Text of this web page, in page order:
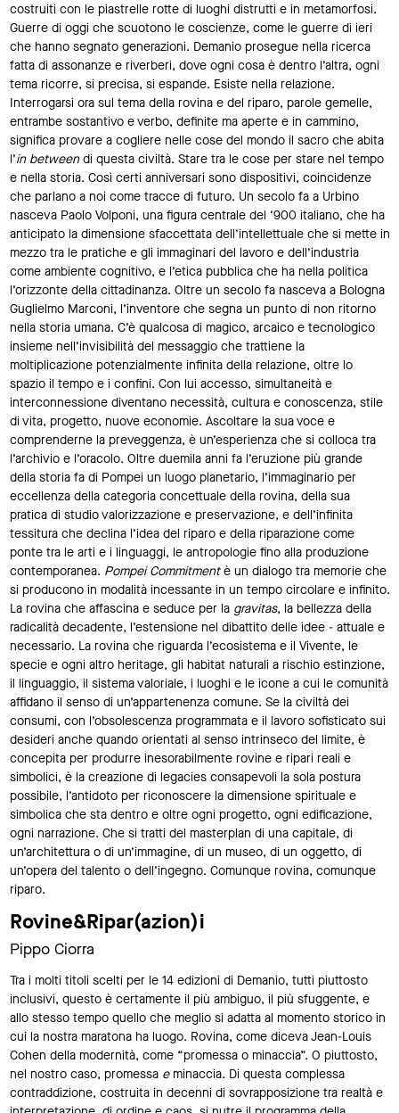
costruiti con le piastrelle rotte di luoghi distrutti e in metamorfosi.
Guerre di oggi che scuotono le coscienze, come le guerre di ieri
che hanno segnato generazioni. Demanio prosegue nella ricerca
fatta di assonanze e riverberi, dove ogni cosa è dentro l’altra, ogni
tema ricorre, si precisa, si espande. Esiste nella relazione.
Interrogarsi ora sul tema della rovina e del riparo, parole gemelle,
entrambe sostantivo e verbo, definite ma aperte e in cammino,
significa provare a cogliere nelle cose del mondo il sacro che abita
l’in betweendi questa civiltà. Stare tra le cose per stare nel tempo
e nella storia. Così certi anniversari sono dispositivi, coincidenze
che parlano a noi come tracce di futuro. Un secolo fa a Urbino
nasceva Paolo Volponi, una figura centrale del ‘900 italiano, che ha
anticipato la dimensione sfaccettata dell’intellettuale che si mette in
mezzo tra le pratiche e gli immaginari del lavoro e dell’industria
come ambiente cognitivo, e l’etica pubblica che ha nella politica
l’orizzonte della cittadinanza. Oltre un secolo fa nasceva a Bologna
Guglielmo Marconi, l’inventore che segna un punto di non ritorno
nella storia umana. C’è qualcosa di magico, arcaico e tecnologico
insieme nell’invisibilità del messaggio che trattiene la
moltiplicazione potenzialmente infinita della relazione, oltre lo
spazio il tempo e i confini. Con lui accesso, simultaneità e
interconnessione diventano necessità, cultura e conoscenza, stile
di vita, progetto, nuove economie. Ascoltare la sua voce e
comprenderne la preveggenza, è un’esperienza che si colloca tra
l’archivio e l’oracolo. Oltre duemila anni fa l’eruzione più grande
della storia fa di Pompei un luogo planetario, l’immaginario per
eccellenza della categoria concettuale della rovina, della sua
pratica di studio valorizzazione e preservazione, e dell’infinita
tessitura che declina l’idea del riparo e della riparazione come
ponte tra le arti e i linguaggi, le antropologie fino alla produzione
contemporanea. Pompei Commitmentè un dialogo tra memorie che
si producono in modalità incessante in un tempo circolare e infinito.
La rovina che affascina e seduce per la gravitas, la bellezza della
radicalità decadente, l’estensione nel dibattito delle idee - attuale e
necessario. La rovina che riguarda l’ecosistema e il Vivente, le
specie e ogni altro heritage, gli habitat naturali a rischio estinzione,
il linguaggio, il sistema valoriale, i luoghi e le icone a cui le comunità
affidano il senso di un’appartenenza comune. Se la civiltà dei
consumi, con l’obsolescenza programmata e il lavoro sofisticato sui
desideri anche quando orientati al senso intrinseco del limite, è
concepita per produrre inesorabilmente rovine e ripari reali e
simbolici, è la creazione di legacies consapevoli la sola postura
possibile, l’antidoto per riconoscere la dimensione spirituale e
simbolica che sta dentro e oltre ogni progetto, ogni edificazione,
ogni narrazione. Che si tratti del masterplan di una capitale, di
un’architettura o di un’immagine, di un museo, di un oggetto, di
un’opera del talento o dell’ingegno. Comunque rovina, comunque
riparo.
Rovine&Ripar(azion)i
Pippo Ciorra
Tra i molti titoli scelti per le 14 edizioni di Demanio, tutti piuttosto
inclusivi, questo è certamente il più ambiguo, il più sfuggente, e
allo stesso tempo quello che meglio si adatta al momento storico in
cui la nostra maratona ha luogo. Rovina, come diceva Jean-Louis
Cohen della modernità, come “promessa o minaccia”. O piuttosto,
nel nostro caso, promessa eminaccia. Di questa complessa
contraddizione, costruita in decenni di sovrapposizione tra realtà e